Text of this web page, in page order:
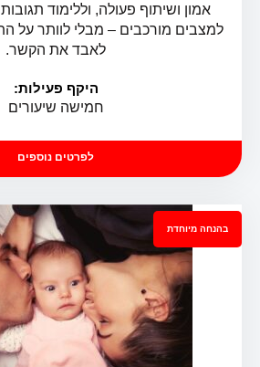
מדברים על מתבגרים – קורס
אמון ושיתוף פעולה, וללימוד
למצבים מורכבים – מבלי לוותר על
לאבד את הקשר.
היקף פעילות:
חמישה שיעורים
לפרטים נוספים
בהנחה מיוחדת